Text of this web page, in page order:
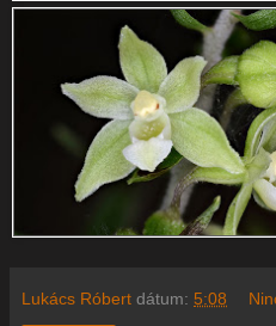
Lukács Róbert dátum: 5:08